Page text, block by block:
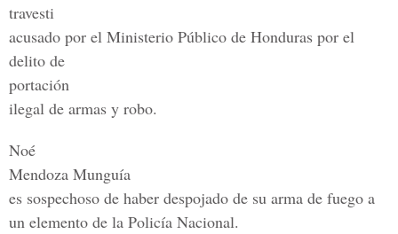
travesti
acusado por el Ministerio Público de Honduras por el
delito de
portación
ilegal de armas y robo.
Noé
Mendoza Munguía
es sospechoso de haber despojado de su arma de fuego a
un elemento de la Policía Nacional.